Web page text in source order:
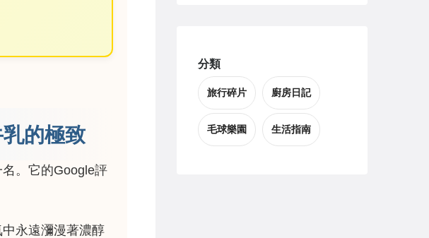
的極致
。它的Google評
永遠瀰漫著濃醇
分類
旅行碎片 廚房日記
毛球樂園 生活指南